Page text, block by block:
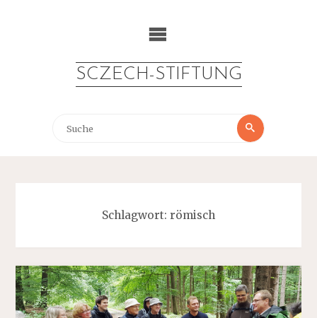
SCZECH-STIFTUNG
Suche
Suche
Schlagwort: römisch